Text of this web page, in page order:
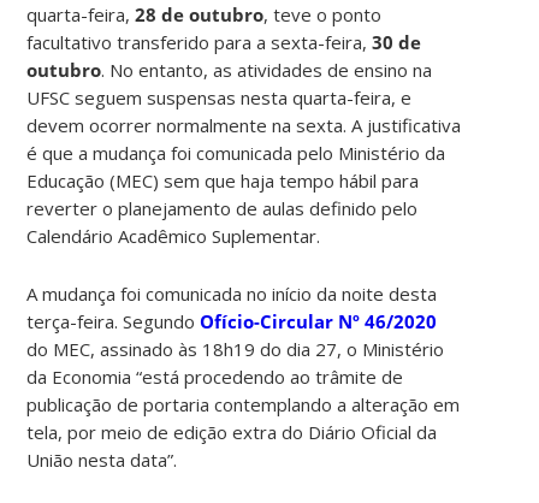
quarta-feira,28 de outubro, teve o ponto
facultativo transferido para a sexta-feira,30 de
outubro. No entanto, as atividades de ensino na
UFSC seguem suspensas nesta quarta-feira, e
devem ocorrer normalmente na sexta. A justificativa
é que a mudança foi comunicada pelo Ministério da
Educação (MEC) sem que haja tempo hábil para
reverter o planejamento de aulas definido pelo
Calendário Acadêmico Suplementar.
A mudança foi comunicada no início da noite desta
terça-feira. SegundoOfício-Circular Nº 46/2020
do MEC, assinado às 18h19 do dia 27, o Ministério
da Economia “está procedendo ao trâmite de
publicação de portaria contemplando a alteração em
tela, por meio de edição extra do Diário Oficial da
União nesta data”.